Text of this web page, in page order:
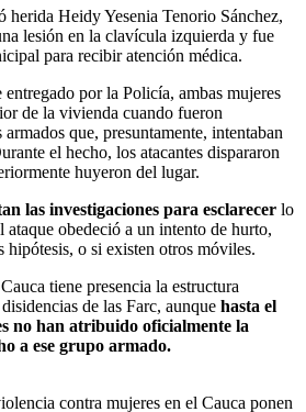
herida Heidy Yesenia Tenorio Sánchez,
lesión en la clavícula izquierda y fue
para recibir atención médica.
por la Policía, ambas mujeres
de la vivienda cuando fueron
que, presuntamente, intentaban
el hecho, los atacantes dispararon
huyeron del lugar.
las investigaciones para esclarecer lo
obedeció a un intento de hurto,
hipótesis, o si existen otros móviles.
tiene presencia la estructura
de las Farc, aunque hasta el
no han atribuido oficialmente la
a ese grupo armado.
contra mujeres en el Cauca ponen